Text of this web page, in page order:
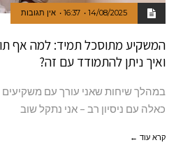
14/08/2025
16:37 אין תגובות
המשקיע מתוסכל תמיד: למה אף
ואיך ניתן להתמודד עם זה?
במהלך שיחות שאני עורך עם
כאלה עם ניסיון רב – אני נתקל שוב
קרא עוד ←